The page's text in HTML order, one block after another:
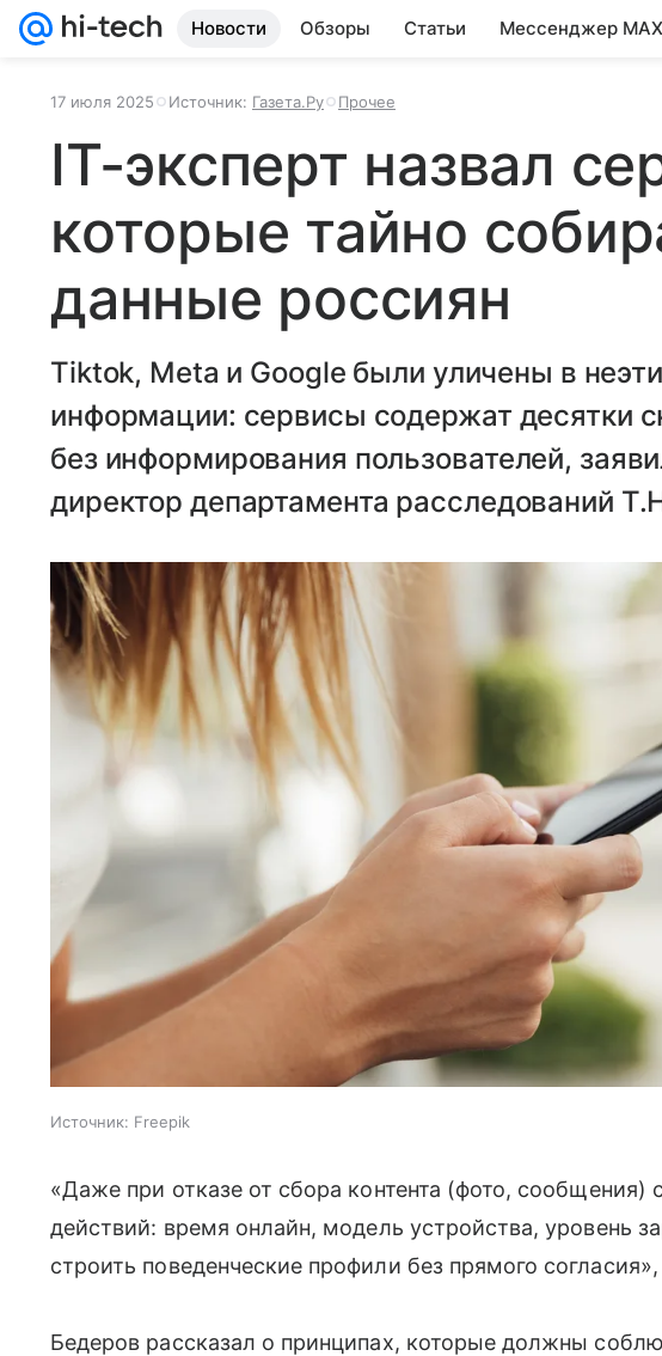
Новости Обзоры Статьи Мессенджер MAX
17 июля 2025 Источник: Газета.Ру Прочее
IT-эксперт назвал
которые тайно
данные россиян
Tiktok, Meta и Google были уличены в
информации: сервисы содержат десятки
без информирования пользователей,
директор департамента расследований
Источник: Freepik
«Даже при отказе от сбора контента (фото, сообщения)
действий: время онлайн, модель устройства, уровень
строить поведенческие профили без прямого
Бедеров рассказал о принципах, которые должны